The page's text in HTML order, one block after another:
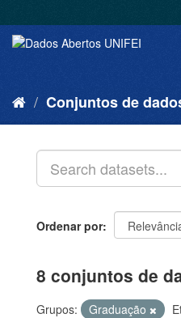
Conjuntos de
Ordenar por
8 conjuntos de
Grupos: Graduação